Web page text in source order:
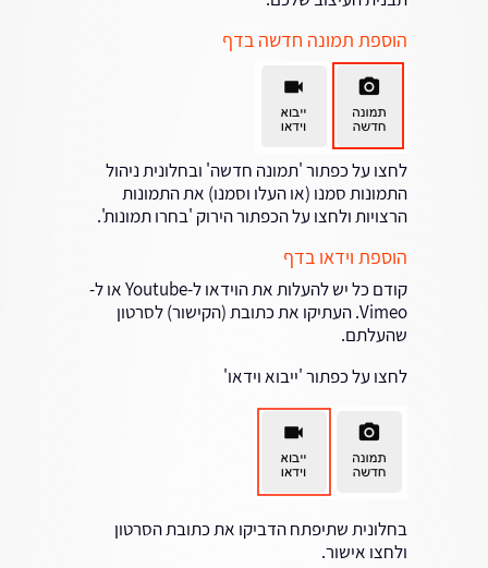
הוספת תמונה חדשה בדף
לחצו על כפתור 'תמונה חדשה' ובחלונית ניהול
התמונות סמנו (או העלו וסמנו) את התמונות
הרצויות ולחצו על הכפתור הירוק 'בחרו תמונות'.
הוספת וידאו בדף
קודם כל יש להעלות את הוידאו ל-Youtube או ל-
Vimeo. העתיקו את כתובת (הקישור) לסרטון
שהעלתם.
לחצו על כפתור 'ייבוא וידאו'
בחלונית שתיפתח הדביקו את כתובת הסרטון
ולחצו אישור.